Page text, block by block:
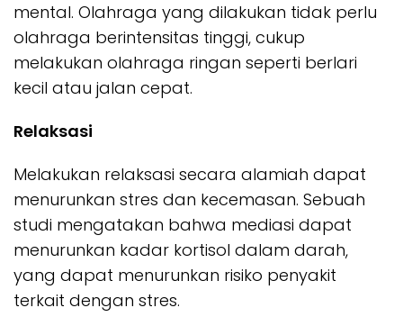
mental. Olahraga yang dilakukan tidak perlu
olahraga berintensitas tinggi, cukup
melakukan olahraga ringan seperti berlari
kecil atau jalan cepat.
Relaksasi
Melakukan relaksasi secara alamiah dapat
menurunkan stres dan kecemasan. Sebuah
studi mengatakan bahwa mediasi dapat
menurunkan kadar kortisol dalam darah,
yang dapat menurunkan risiko penyakit
terkait dengan stres.